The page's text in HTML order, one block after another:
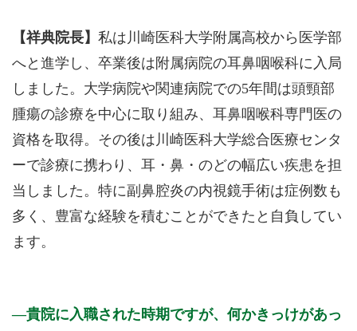
【祥典院長】 私は川崎医科大学附属高校から医学部
へと進学し、卒業後は附属病院の耳鼻咽喉科に入局
しました。大学病院や関連病院での5年間は頭頸部
腫瘍の診療を中心に取り組み、耳鼻咽喉科専門医の
資格を取得。その後は川崎医科大学総合医療センタ
ーで診療に携わり、耳・鼻・のどの幅広い疾患を担
当しました。特に副鼻腔炎の内視鏡手術は症例数も
多く、豊富な経験を積むことができたと自負してい
ます。
貴院に入職された時期ですが、何かきっけがあっ